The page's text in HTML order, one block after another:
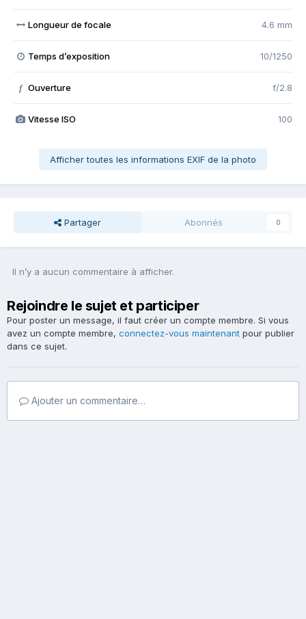
Longueur de focale 4.6 mm
Temps d’exposition 10/1250
f Ouverture f/2.8
Vitesse ISO 100
Afficher toutes les informations EXIF de la photo
Partager Abonnés 0
Il n’y a aucun commentaire à afficher.
Rejoindre le sujet et participer
Pour poster un message, il faut créer un compte membre. Si vous
avez un compte membre, connectez-vous maintenant pour publier
dans ce sujet.
Ajouter un commentaire…